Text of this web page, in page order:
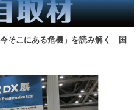
今そこにある危機」を読み解く 国